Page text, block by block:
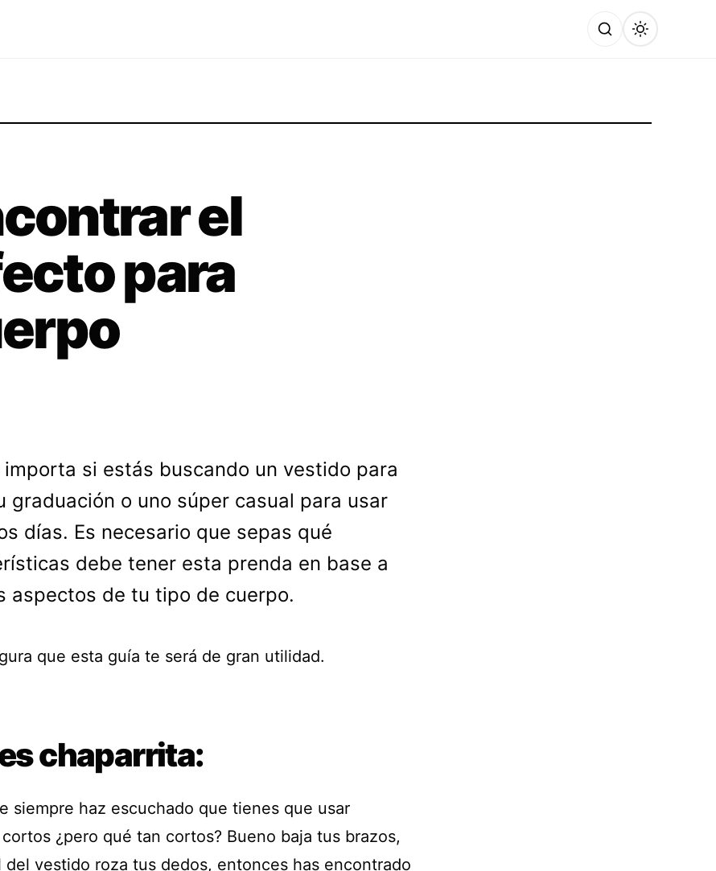
el
para
importa si estás buscando un vestido para
graduación o uno súper casual para usar
días. Es necesario que sepas qué
debe tener esta prenda en base a
aspectos de tu tipo de cuerpo.
que esta guía te será de gran utilidad.
chaparrita:
siempre haz escuchado que tienes que usar
¿pero qué tan cortos? Bueno baja tus brazos,
del vestido roza tus dedos, entonces has encontrado